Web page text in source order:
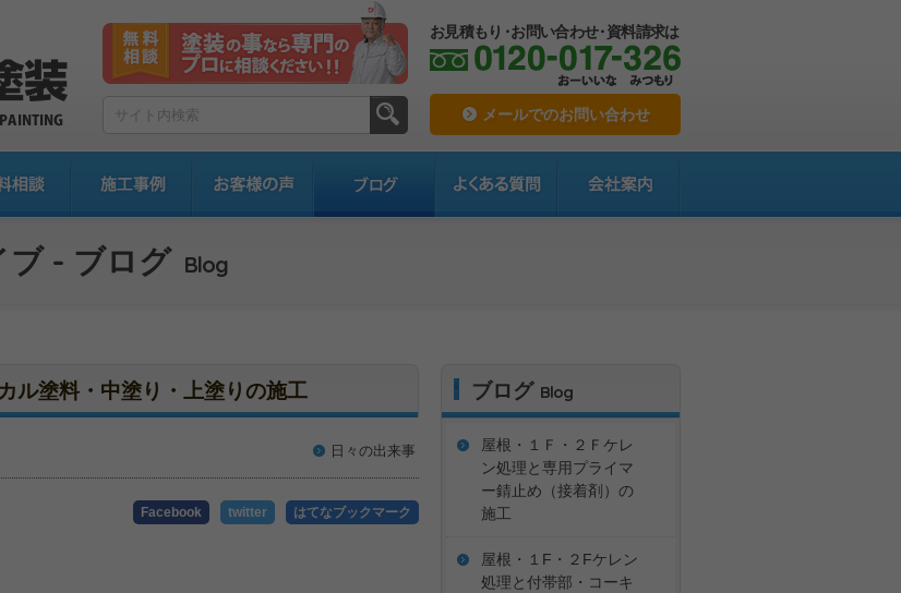
お見積もり・お問い合わせ・資料請求は
メールでのお問い合わせ
ブ - ブログ Blog
ル塗料・中塗り・上塗りの施工
日々の出来事
Facebook twitter はてなブックマーク
ブログ Blog
屋根・１Ｆ・２Ｆケレ
ン処理と専用プライマ
ー錆止め（接着剤）の
施工
屋根・１F・２Fケレン
処理と付帯部・コーキ